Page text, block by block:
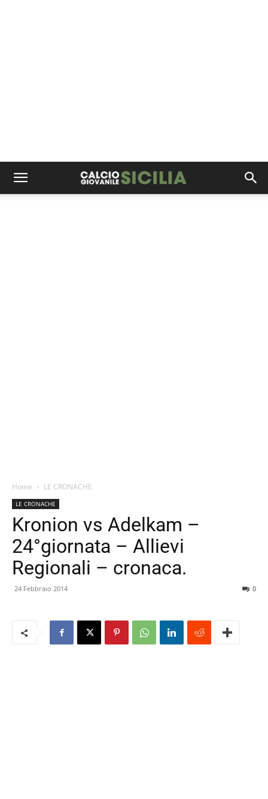
Home LE CRONACHE
LE CRONACHE
Kronion vs Adelkam –
24°giornata – Allievi
Regionali – cronaca.
24 Febbraio 2014 0